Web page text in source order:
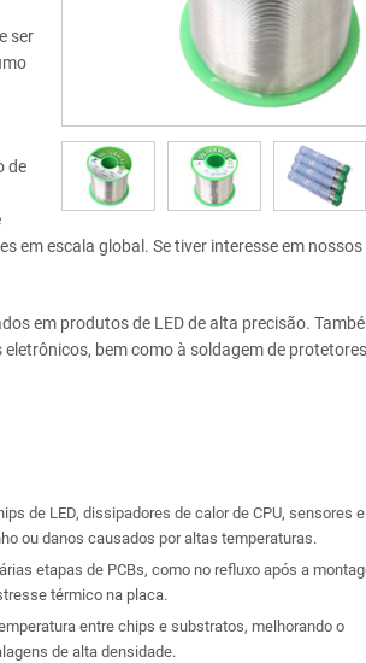
ser
de
em escala global. Se tiver interesse em
em produtos de LED de alta precisão.
bem como à soldagem de
de LED, dissipadores de calor de CPU, sensores e
ou danos causados por altas temperaturas.
etapas de PCBs, como no refluxo após a
térmico na placa.
entre chips e substratos, melhorando o
de alta densidade.